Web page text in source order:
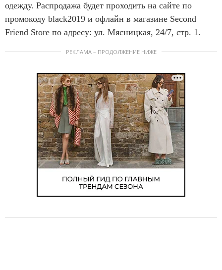
одежду. Распродажа будет проходить на сайте по
промокоду black2019 и офлайн в магазине Second
Friend Store по адресу: ул. Мясницкая, 24/7, стр. 1.
РЕКЛАМА – ПРОДОЛЖЕНИЕ НИЖЕ